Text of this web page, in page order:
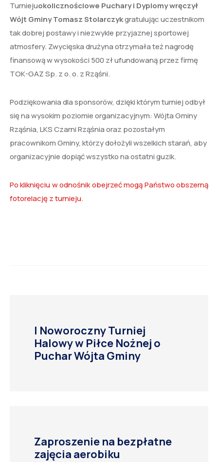
Turniejuokolicznościowe Puchary i Dyplomy wręczył
Wójt Gminy Tomasz Stolarczykgratulując uczestnikom
tak dobrej postawy i niezwykle przyjaznej sportowej
atmosfery. Zwycięska drużyna otrzymała też nagrodę
finansową w wysokości 500 zł ufundowaną przez firmę
TOK-GAZ Sp. z o. o. z Rząśni.
Podziękowania dla sponsorów, dzięki którym turniej odbył
się na wysokim poziomie organizacyjnym: Wójta Gminy
Rząśnia, LKS Czarni Rząśnia oraz pozostałym
pracownikom Gminy, którzy dołożyli wszelkich starań, aby
organizacyjnie dopiąć wszystko na ostatni guzik.
Po kliknięciu w odnośnik obejrzeć mogą Państwo obszerną
fotorelację z turnieju.
I Noworoczny Turniej
Halowy w Piłce Nożnej o
Puchar Wójta Gminy
Zaproszenie na bezpłatne
zajęcia aerobiku